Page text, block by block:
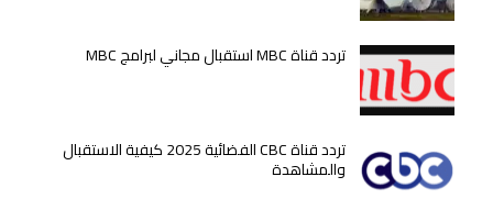
تردد قناة MBC استقبال مجاني لبرامج MBC
تردد قناة CBC الفضائية 2025 كيفية الاستقبال
والمشاهدة